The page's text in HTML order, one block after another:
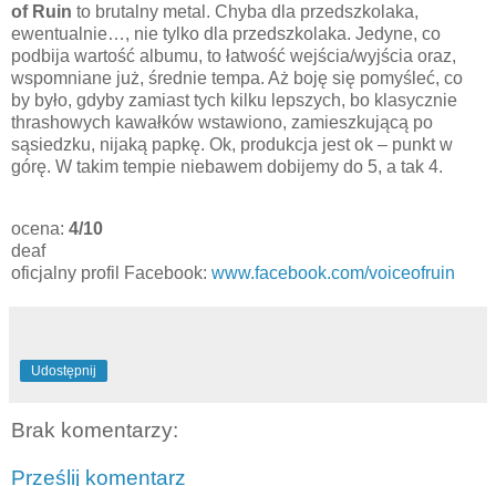
of Ruin to brutalny metal. Chyba dla przedszkolaka,
ewentualnie…, nie tylko dla przedszkolaka. Jedyne, co
podbija wartość albumu, to łatwość wejścia/wyjścia oraz,
wspomniane już, średnie tempa. Aż boję się pomyśleć, co
by było, gdyby zamiast tych kilku lepszych, bo klasycznie
thrashowych kawałków wstawiono, zamieszkującą po
sąsiedzku, nijaką papkę. Ok, produkcja jest ok – punkt w
górę. W takim tempie niebawem dobijemy do 5, a tak 4.
ocena: 4/10
deaf
oficjalny profil Facebook: www.facebook.com/voiceofruin
Udostępnij
Brak komentarzy:
Prześlij komentarz